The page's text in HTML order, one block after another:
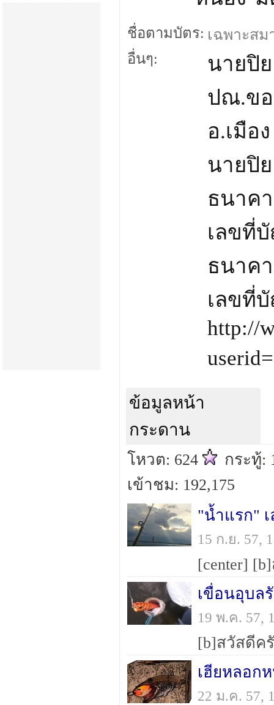
ชื่อตามบัตร: เฉพาะส
อื่นๆ:
นายปิ
ปณ.ขอ
อ.เมือ
นายปิ
ธนาค
เลขที่
ธนาค
เลขที่
http://
ข้อมูลหน้า
กระดาน
โหวต: 624 กระทู้:
เข้าชม: 192,175
"น้ำแรก"
15 ก.ย. 57,
เขื่อนอุบล
19 พ.ค. 57,
เฮียหลอก
22 ม.ค. 57,